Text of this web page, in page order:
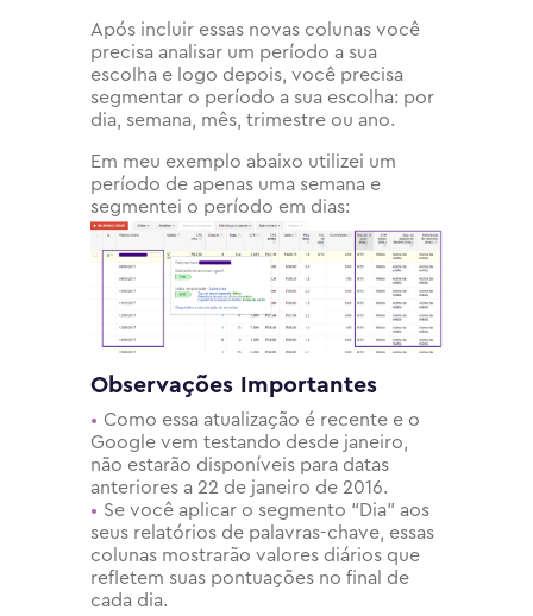
Após incluir essas novas colunas você
precisa analisar um período a sua
escolha e logo depois, você precisa
segmentar o período a sua escolha: por
dia, semana, mês, trimestre ou ano.
Em meu exemplo abaixo utilizei um
período de apenas uma semana e
segmentei o período em dias:
Observações Importantes
Como essa atualização é recente e o
Google vem testando desde janeiro,
não estarão disponíveis para datas
anteriores a 22 de janeiro de 2016.
Se você aplicar o segmento “Dia” aos
seus relatórios de palavras-chave, essas
colunas mostrarão valores diários que
refletem suas pontuações no final de
cada dia.